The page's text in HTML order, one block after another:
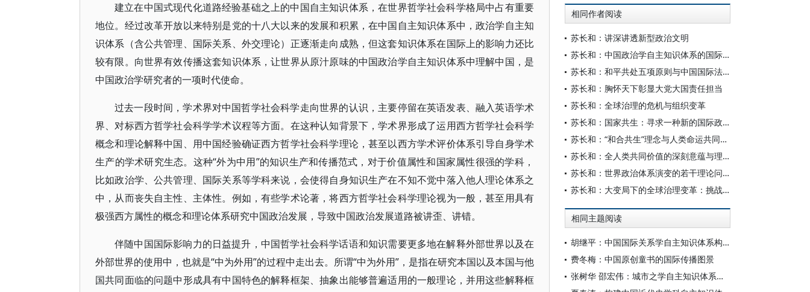
建立在中国式现代化道路经验基础之上的中国自主知识体系，在世界哲学社会科学格局中占有重要
地位。经过改革开放以来特别是党的十八大以来的发展和积累，在中国自主知识体系中，政治学自主知
识体系（含公共管理、国际关系、外交理论）正逐渐走向成熟，但这套知识体系在国际上的影响力还比
较有限。向世界有效传播这套知识体系，让世界从原汁原味的中国政治学自主知识体系中理解中国，是
中国政治学研究者的一项时代使命。
过去一段时间，学术界对中国哲学社会科学走向世界的认识，主要停留在英语发表、融入英语学术
界、对标西方哲学社会科学学术议程等方面。在这种认知背景下，学术界形成了运用西方哲学社会科学
概念和理论解释中国、用中国经验确证西方哲学社会科学理论，甚至以西方学术评价体系引导自身学术
生产的学术研究生态。这种“外为中用”的知识生产和传播范式，对于价值属性和国家属性很强的学科，
比如政治学、公共管理、国际关系等学科来说，会使得自身知识生产在不知不觉中落入他人理论体系之
中，从而丧失自主性、主体性。例如，有些学术论著，将西方哲学社会科学理论视为一般，甚至用具有
极强西方属性的概念和理论体系研究中国政治发展，导致中国政治发展道路被讲歪、讲错。
伴随中国国际影响力的日益提升，中国哲学社会科学话语和知识需要更多地在解释外部世界以及在
外部世界的使用中，也就是“中为外用”的过程中走出去。所谓“中为外用”，是指在研究本国以及本国与他
国共同面临的问题中形成具有中国特色的解释框架、抽象出能够普遍适用的一般理论，并用这些解释框
相同作者阅读
苏长和：讲深讲透新型政治文明
苏长和：中国政治学自主知识体系的国际传播
苏长和：和平共处五项原则与中国国际法理论体系的思索
苏长和：胸怀天下彰显大党大国责任担当
苏长和：全球治理的危机与组织变革
苏长和：国家共生：寻求一种新的国际政治文明
苏长和：“和合共生”理念与人类命运共同体之间的内在价值逻辑
苏长和：全人类共同价值的深刻意蕴与理论贡献
苏长和：世界政治体系演变的若干理论问题
苏长和：大变局下的全球治理变革：挑战与前景
相同主题阅读
胡继平：中国国际关系学自主知识体系构建的时代转向
费冬梅：中国原创童书的国际传播图景
张树华 邵宏伟：城市之学自主知识体系正在加快形成